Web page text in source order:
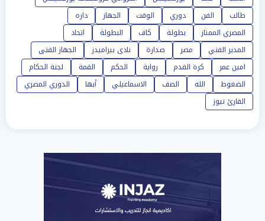
طالب
الفن دوري الوقت الجهاز
داره
المصري الممتاز
بطولة كاف البطولة
اتحاد
المدير الفني
مصر صدارة نادى بيراميدز
الجهاز الفنى
امين عمر
كرة القدم رواية الحكم القمة
لجنة الحكام
الضغوط
الله الصف الاسماعيلي أبها
الدوري المصري
القارئ نيوز